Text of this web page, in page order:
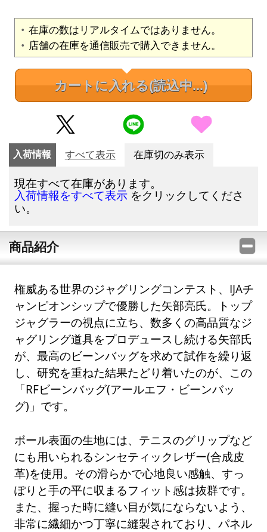
在庫の数はリアルタイムではありません。
店舗の在庫を通信販売で購入できません。
カートに入れる(読込中...)
入荷情報 すべて表示 在庫切のみ表示
現在すべて在庫があります。
入荷情報をすべて表示 をクリックしてくださ
い。
商品紹介
権威ある世界のジャグリングコンテスト、IJAチ
ャンピオンシップで優勝した矢部亮氏。トップ
ジャグラーの視点に立ち、数多くの高品質なジ
ャグリング道具をプロデュースし続ける矢部氏
が、最高のビーンバッグを求めて試作を繰り返
し、研究を重ねた結果たどり着いたのが、この
「RFビーンバッグ(アールエフ・ビーンバッ
グ)」です。
ボール表面の生地には、テニスのグリップなど
にも用いられるシンセティックレザー(合成皮
革)を使用。その滑らかで心地良い感触、すっ
ぽりと手の平に収まるフィット感は抜群です。
また、握った時に縫い目が気にならないよう、
非常に繊細かつ丁寧に縫製されており、パネル